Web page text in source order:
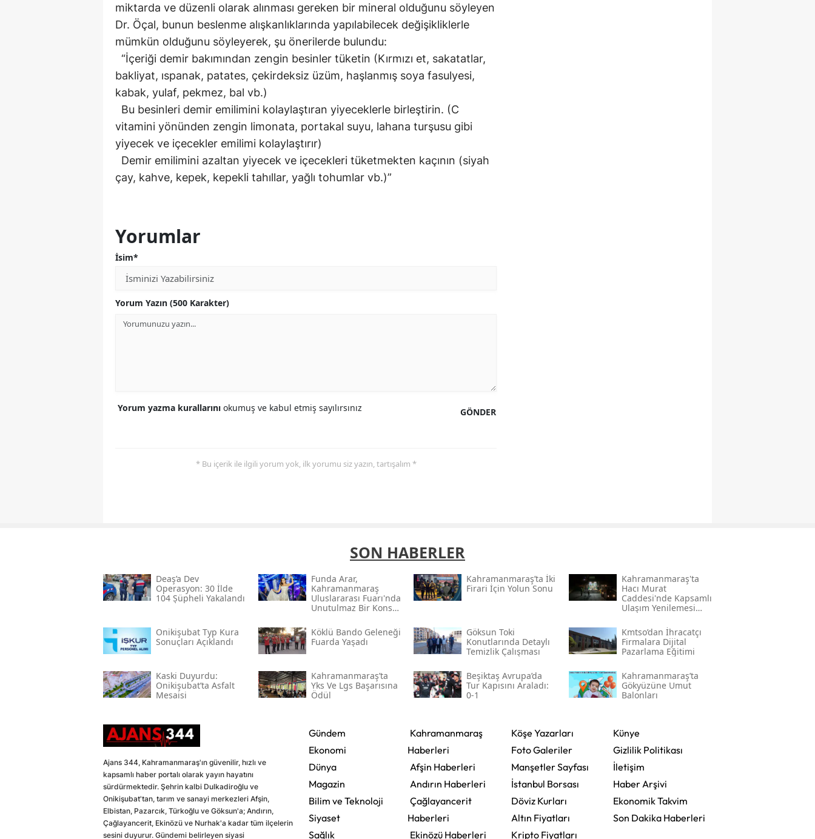
miktarda ve düzenli olarak alınması gereken bir mineral olduğunu söyleyen
Dr. Öçal, bunun beslenme alışkanlıklarında yapılabilecek değişikliklerle
mümkün olduğunu söyleyerek, şu önerilerde bulundu:
“İçeriği demir bakımından zengin besinler tüketin (Kırmızı et, sakatatlar,
bakliyat, ıspanak, patates, çekirdeksiz üzüm, haşlanmış soya fasulyesi,
kabak, yulaf, pekmez, bal vb.)
Bu besinleri demir emilimini kolaylaştıran yiyeceklerle birleştirin. (C
vitamini yönünden zengin limonata, portakal suyu, lahana turşusu gibi
yiyecek ve içecekler emilimi kolaylaştırır)
Demir emilimini azaltan yiyecek ve içecekleri tüketmekten kaçının (siyah
çay, kahve, kepek, kepekli tahıllar, yağlı tohumlar vb.)”
Yorumlar
İsim*
Yorum Yazın (500 Karakter)
GÖNDER
Yorum yazma kurallarını okumuş ve kabul etmiş sayılırsınız
* Bu içerik ile ilgili yorum yok, ilk yorumu siz yazın, tartışalım *
SON HABERLER
Deaş’a Dev
Operasyon: 30 İlde
104 Şüpheli Yakalandı
Funda Arar,
Kahramanmaraş
Uluslararası Fuarı'nda
Unutulmaz Bir Konser
Kahramanmaraş’ta İki
Firari İçin Yolun Sonu
Kahramanmaraş'ta
Hacı Murat
Caddesi'nde Kapsamlı
Ulaşım Yenilemesi
Onikişubat Typ Kura
Sonuçları Açıklandı
Köklü Bando Geleneği
Fuarda Yaşadı
Göksun Toki̇
Konutlarında Detaylı
Temizlik Çalışması
Kmtso’dan İhracatçı
Firmalara Dijital
Pazarlama Eğitimi
Kaski̇ Duyurdu:
Onikişubat’ta Asfalt
Mesaisi
Kahramanmaraş’ta
Yks Ve Lgs Başarısına
Ödül
Beşiktaş Avrupa’da
Tur Kapısını Araladı:
0-1
Kahramanmaraş’ta
Gökyüzüne Umut
Balonları
Ajans 344, Kahramanmaraş'ın güvenilir, hızlı ve
kapsamlı haber portalı olarak yayın hayatını
sürdürmektedir. Şehrin kalbi Dulkadiroğlu ve
Onikişubat'tan, tarım ve sanayi merkezleri Afşin,
Elbistan, Pazarcık, Türkoğlu ve Göksun'a; Andırın,
Çağlayancerit, Ekinözü ve Nurhak'a kadar tüm ilçelerin
sesini duyurur. Gündemi belirleyen siyasi
Gündem
Ekonomi
Dünya
Magazin
Bilim ve Teknoloji
Siyaset
Sağlık
Kahramanmaraş
Haberleri
Afşin Haberleri
Andırın Haberleri
Çağlayancerit
Haberleri
Ekinözü Haberleri
Köşe Yazarları
Foto Galeriler
Manşetler Sayfası
İstanbul Borsası
Döviz Kurları
Altın Fiyatları
Kripto Fiyatları
Künye
Gizlilik Politikası
İletişim
Haber Arşivi
Ekonomik Takvim
Son Dakika Haberleri